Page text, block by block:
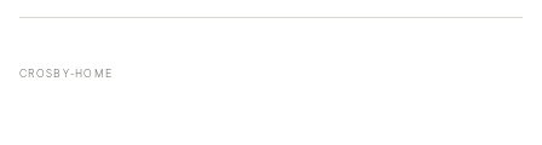
CROSBY-HOME